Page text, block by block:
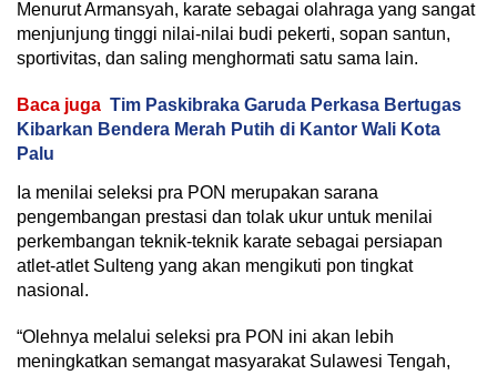
Menurut Armansyah, karate sebagai olahraga yang sangat
menjunjung tinggi nilai-nilai budi pekerti, sopan santun,
sportivitas, dan saling menghormati satu sama lain.
Baca juga Tim Paskibraka Garuda Perkasa Bertugas
Kibarkan Bendera Merah Putih di Kantor Wali Kota
Palu
Ia menilai seleksi pra PON merupakan sarana
pengembangan prestasi dan tolak ukur untuk menilai
perkembangan teknik-teknik karate sebagai persiapan
atlet-atlet Sulteng yang akan mengikuti pon tingkat
nasional.
“Olehnya melalui seleksi pra PON ini akan lebih
meningkatkan semangat masyarakat Sulawesi Tengah,